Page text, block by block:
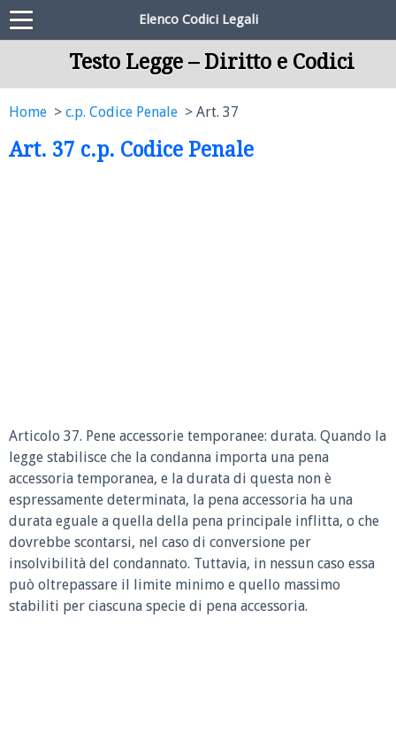
Elenco Codici Legali
Testo Legge – Diritto e Codici
Home c.p. Codice Penale Art. 37
Art. 37 c.p. Codice Penale
Articolo 37. Pene accessorie temporanee: durata. Quando la
legge stabilisce che la condanna importa una pena
accessoria temporanea, e la durata di questa non è
espressamente determinata, la pena accessoria ha una
durata eguale a quella della pena principale inflitta, o che
dovrebbe scontarsi, nel caso di conversione per
insolvibilità del condannato. Tuttavia, in nessun caso essa
può oltrepassare il limite minimo e quello massimo
stabiliti per ciascuna specie di pena accessoria.